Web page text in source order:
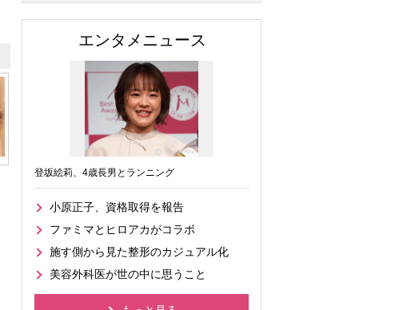
エンタメニュース
登坂絵莉、4歳長男とランニング
小原正子、資格取得を報告
ファミマとヒロアカがコラボ
施す側から見た整形のカジュアル化
美容外科医が世の中に思うこと